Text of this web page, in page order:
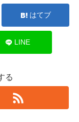
はてブ
LINE
る